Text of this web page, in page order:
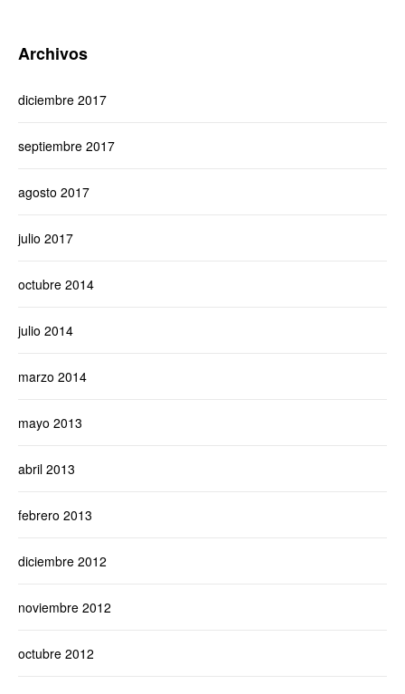
Archivos
diciembre 2017
septiembre 2017
agosto 2017
julio 2017
octubre 2014
julio 2014
marzo 2014
mayo 2013
abril 2013
febrero 2013
diciembre 2012
noviembre 2012
octubre 2012